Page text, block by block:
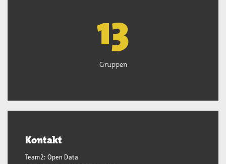
13
Gruppen
Kontakt
Team2: Open Data